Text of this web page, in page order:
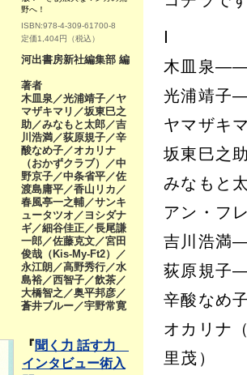
野へ！
ISBN:978-4-309-61700-8
定価1,404円（税込）
河出書房新社編集部 編
著者
木皿泉／光浦靖子／ヤ
マザキマリ／坂東巳之
助／みなもと太郎／吉
川浩満／荻原規子／辛
酸なめ子／オカリナ
（おかずクラブ）／中
野京子／中条省平／佐
渡島庸平／香山リカ／
春風亭一之輔／サンキ
ュータツオ／ヨシダナ
ギ／細谷佳正／長尾謙
一郎／佐藤克文／宮田
俊哉（Kis-My-Ft2）／
永江朗／高野秀行／水
島裕／西智子／飲茶／
大橋智之／奥平邦彦／
蒼井ブルー／宇野常寛
『聞く力 話す力
インタビュー術入
木皿泉――
光浦靖子
ヤマザキ
坂東巳之
みなもと
アン・フ
吉川浩満
荻原規子
辛酸なめ
オカリナ
里茂）